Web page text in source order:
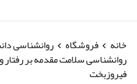
خانه فروشگاه روانشناسی
روانشناسی سلامت مقدمه بر
فیروزبخت